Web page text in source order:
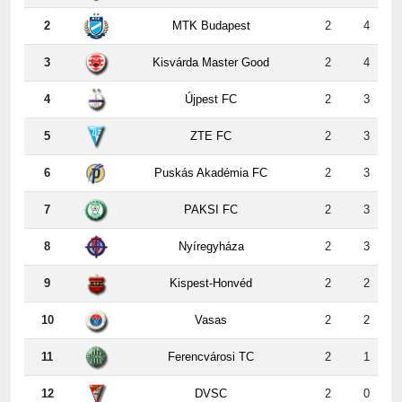
1 ETO FC Győr 2 4
2 MTK Budapest 2 4
3 Kisvárda Master Good 2 4
4 Újpest FC 2 3
5 ZTE FC 2 3
6 Puskás Akadémia FC 2 3
7 PAKSI FC 2 3
8 Nyíregyháza 2 3
9 Kispest-Honvéd 2 2
10 Vasas 2 2
11 Ferencvárosi TC 2 1